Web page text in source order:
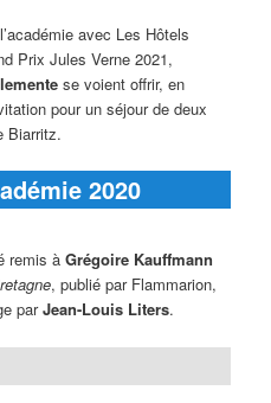
avec Les Hôtels
Prix Jules Verne 2021,
se voient offrir, en
pour un séjour de deux
Biarritz.
2020
remis àGrégoire Kauffmann
, publié par Flammarion,
parJean-Louis Liters.